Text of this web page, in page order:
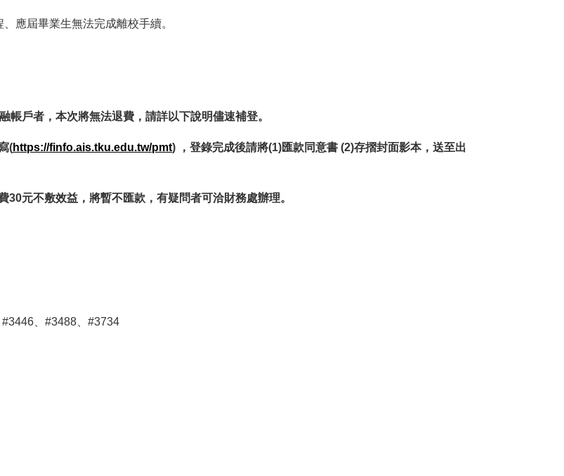
應屆畢業生無法完成離校手續。
帳戶者，本次將無法退費，請詳以下說明儘速補登。
(https://finfo.ais.tku.edu.tw/pmt) ，登錄完成後請將(1)匯款同意書 (2)存摺封面影本，送至出
元不敷效益，將暫不匯款，有疑問者可洽財務處辦理。
、#3488、#3734